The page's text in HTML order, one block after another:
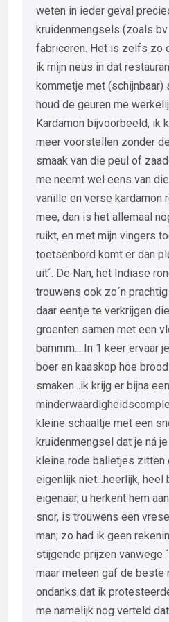
weten in ieder geval
kruidenmengsels (zoals bv
fabriceren. Het is zelfs zo
ik mijn neus in dat
kommetje met
houd de geuren me
Kardamon bijvoorbeeld, ik
meer voorstellen zonder
smaak van die peul of
me neemt wel eens van
vanille en verse kardamon
mee, dan is het allemaal
ruikt, en met mijn vingers
toetsenbord komt er dan
uit´. De Nan, het Indiase
trouwens ook zo´n
daar eentje te verkrijgen
groenten samen met een
bammm... In 1 keer ervaar
boer en kaaskop hoe
smaken...ik krijg er bijna een
kleine schaaltje met een
kruidenmengsel dat je ná
kleine rode balletjes zitten
eigenlijk niet...heerlijk, heel
eigenaar, u herkent hem
snor, is trouwens een
man; zo had ik geen
stijgende prijzen vanwege
maar meteen gaf de beste
ondanks dat ik
me namelijk nog verteld